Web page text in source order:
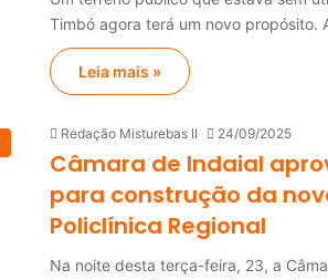
Timbó agora terá um novo propósito.
Leia mais »
Redação Misturebas II 24/09/2025
Câmara de Indaial
para construção da
Policlínica Regional
Na noite desta terça-feira, 23, a